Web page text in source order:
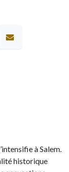
à Salem.
historique